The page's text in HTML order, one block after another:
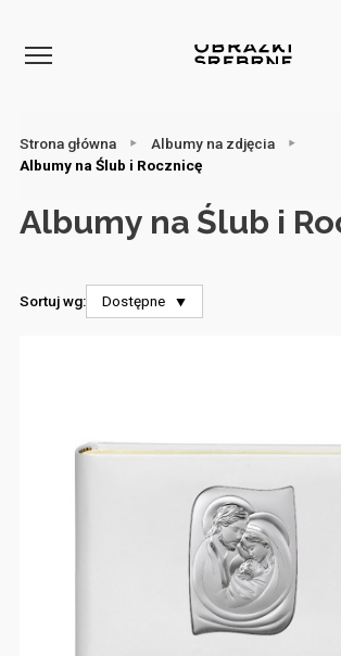
Strona główna
Albumy na zdjęcia
Albumy na Ślub i Rocznicę
Albumy na Ślub i
Sortuj wg: Dostępne ⯆